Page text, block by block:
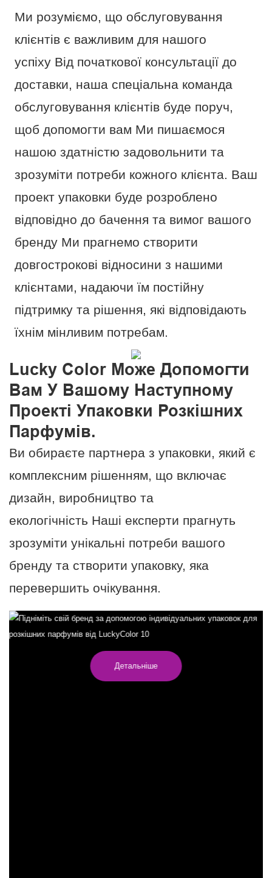
Ми розуміємо, що обслуговування
клієнтів є важливим для нашого
успіху Від початкової консультації до
доставки, наша спеціальна команда
обслуговування клієнтів буде поруч,
щоб допомогти вам Ми пишаємося
нашою здатністю задовольнити та
зрозуміти потреби кожного клієнта. Ваш
проект упаковки буде розроблено
відповідно до бачення та вимог вашого
бренду Ми прагнемо створити
довгострокові відносини з нашими
клієнтами, надаючи їм постійну
підтримку та рішення, які відповідають
їхнім мінливим потребам.
Lucky Color Може Допомогти
Вам У Вашому Наступному
Проекті Упаковки Розкішних
Парфумів.
Ви обираєте партнера з упаковки, який є
комплексним рішенням, що включає
дизайн, виробництво та
екологічність Наші експерти прагнуть
зрозуміти унікальні потреби вашого
бренду та створити упаковку, яка
перевершить очікування.
Детальніше